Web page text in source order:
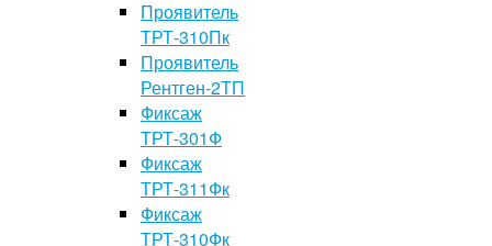
Проявитель
ТРТ-310Пк
Проявитель
Рентген-2ТП
Фиксаж
ТРТ-301Ф
Фиксаж
ТРТ-311Фк
Фиксаж
ТРТ-310Фк